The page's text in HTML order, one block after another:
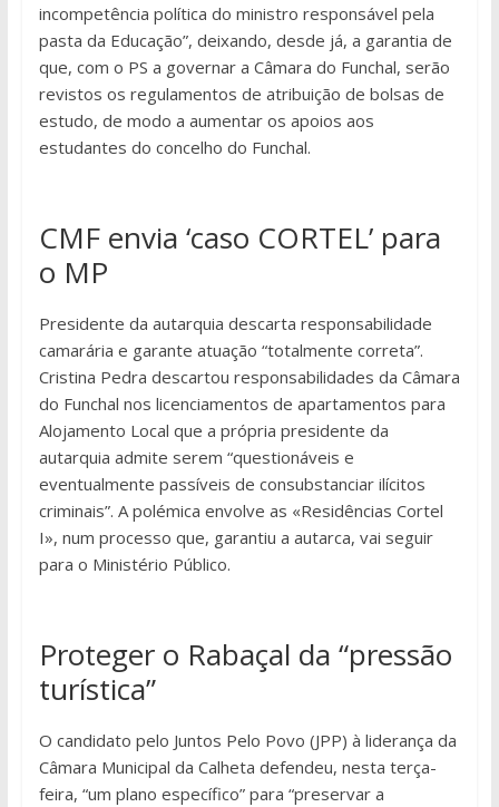
incompetência política do ministro responsável pela
pasta da Educação”, deixando, desde já, a garantia de
que, com o PS a governar a Câmara do Funchal, serão
revistos os regulamentos de atribuição de bolsas de
estudo, de modo a aumentar os apoios aos
estudantes do concelho do Funchal.
CMF envia ‘caso CORTEL’ para
o MP
Presidente da autarquia descarta responsabilidade
camarária e garante atuação “totalmente correta”.
Cristina Pedra descartou responsabilidades da Câmara
do Funchal nos licenciamentos de apartamentos para
Alojamento Local que a própria presidente da
autarquia admite serem “questionáveis e
eventualmente passíveis de consubstanciar ilícitos
criminais”. A polémica envolve as «Residências Cortel
I», num processo que, garantiu a autarca, vai seguir
para o Ministério Público.
Proteger o Rabaçal da “pressão
turística”
O candidato pelo Juntos Pelo Povo (JPP) à liderança da
Câmara Municipal da Calheta defendeu, nesta terça-
feira, “um plano específico” para “preservar a